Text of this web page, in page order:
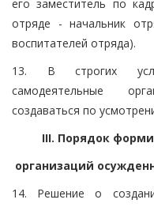
его заместитель по
отряде - начальник
воспитателей отряда).
13. В строгих
самодеятельные
создаваться по
III. Порядок
организаций
14. Решение о